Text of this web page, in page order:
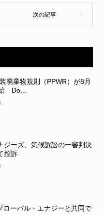
廃棄物規則（PPWR）が8月
Do...
ジーズ、気候訴訟の一審判決
控訴
ローバル・エナジーと共同で